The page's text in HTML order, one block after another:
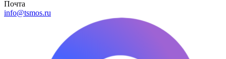
Почта
info@tsmos.ru